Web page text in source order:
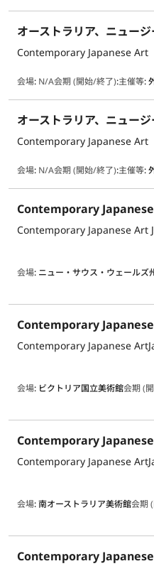
オーストラリア、ニュー
Contemporary Japanese Art
会場: N/A会期 (開始/終了):主催等:
オーストラリア、ニュー
Contemporary Japanese Art
会場: N/A会期 (開始/終了):主催等:
会場: ニュー・サウス・ウェールズ
会場: ビクトリア国立美術館会期 (
会場:南オーストラリア美術館会期